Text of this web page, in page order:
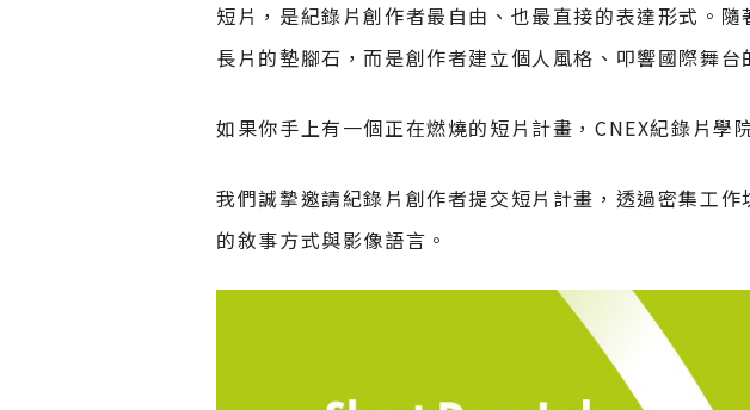
短片，是紀錄片創作者最自由、也最直接的表達形式。
長片的墊腳石，而是創作者建立個人風格、叩響國際舞台
如果你手上有一個正在燃燒的短片計畫，CNEX紀錄片學
我們誠摯邀請紀錄片創作者提交短片計畫，透過密集工
的敘事方式與影像語言。